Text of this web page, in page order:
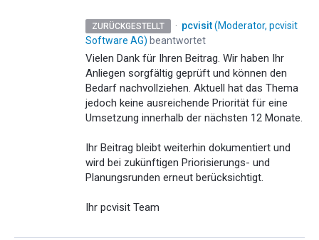
ZURÜCKGESTELLT · pcvisit(Moderator, pcvisit
Software AG) beantwortet
Vielen Dank für Ihren Beitrag. Wir haben Ihr
Anliegen sorgfältig geprüft und können den
Bedarf nachvollziehen. Aktuell hat das Thema
jedoch keine ausreichende Priorität für eine
Umsetzung innerhalb der nächsten 12 Monate.
Ihr Beitrag bleibt weiterhin dokumentiert und
wird bei zukünftigen Priorisierungs- und
Planungsrunden erneut berücksichtigt.
Ihr pcvisit Team